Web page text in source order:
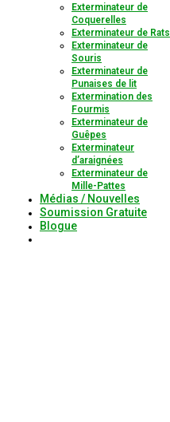
Exterminateur de
Coquerelles
Exterminateur de Rats
Exterminateur de
Souris
Exterminateur de
Punaises de lit
Extermination des
Fourmis
Exterminateur de
Guêpes
Exterminateur
d’araignées
Exterminateur de
Mille-Pattes
Médias / Nouvelles
Soumission Gratuite
Blogue